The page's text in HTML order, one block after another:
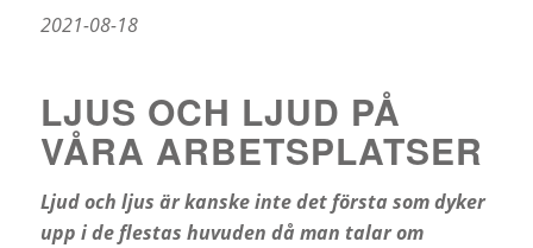
2021-08-18
LJUS OCH LJUD PÅ
VÅRA ARBETSPLATSER
Ljud och ljus är kanske inte det första som dyker
upp i de flestas huvuden då man talar om